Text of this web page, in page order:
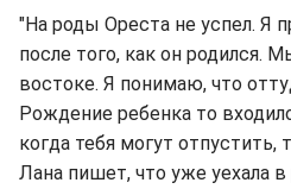
"На роды Ореста не успел. Я
после того, как он родился.
востоке. Я понимаю, что
Рождение ребенка то
когда тебя могут
Лана пишет, что уже уехала